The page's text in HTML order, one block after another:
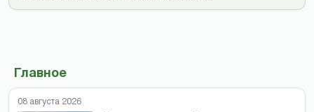
Главное
08 августа 2026